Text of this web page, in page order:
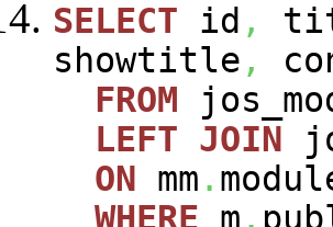
SELECT id ,
showtitle ,
FROM
LEFT JOIN
ON mm .
WHERE m .